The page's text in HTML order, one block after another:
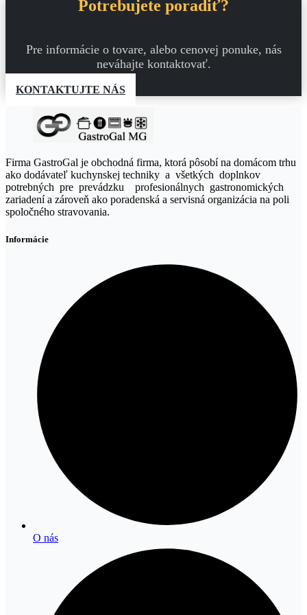
Potrebujete poradiť?
Pre informácie o tovare, alebo cenovej ponuke, nás
neváhajte kontaktovať.
KONTAKTUJTE NÁS
Firma GastroGal je obchodná firma, ktorá pôsobí na domácom trhu
ako dodávateľ kuchynskej techniky a všetkých doplnkov
potrebných pre prevádzku profesionálnych gastronomických
zariadení a zároveň ako poradenská a servisná organizácia na poli
spoločného stravovania.
Informácie
O nás